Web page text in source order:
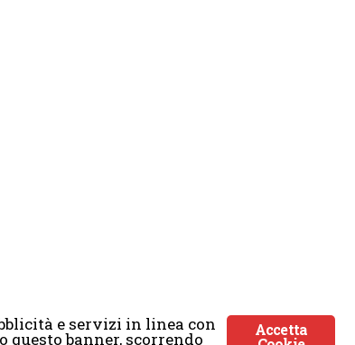
Accetta
e servizi in linea con
questo banner, scorrendo